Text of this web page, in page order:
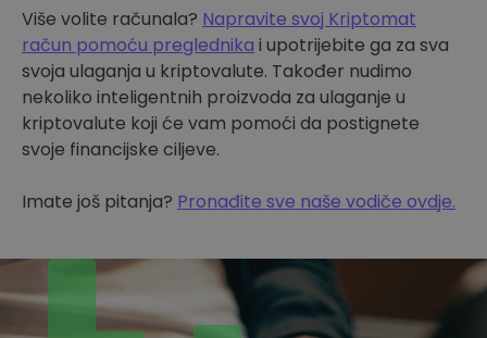
Više volite računala? Napravite svoj Kriptomat
račun pomoću preglednika i upotrijebite ga za sva
svoja ulaganja u kriptovalute. Također nudimo
nekoliko inteligentnih proizvoda za ulaganje u
kriptovalute koji će vam pomoći da postignete
svoje financijske ciljeve.
Imate još pitanja? Pronađite sve naše vodiče ovdje.